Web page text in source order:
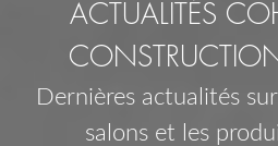
ACTUALITÉS
Dernières actualités
salons et les